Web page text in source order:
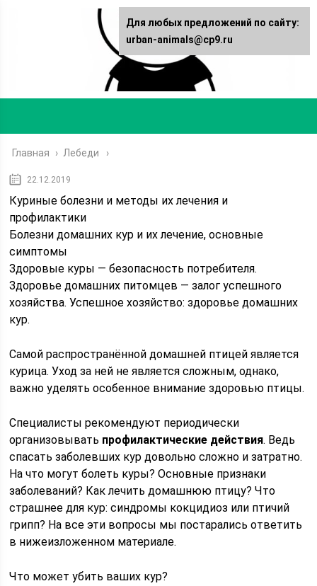
Главная › Лебеди
22.12.2019
Куриные болезни и методы их лечения и
профилактики
Болезни домашних кур и их лечение, основные
симптомы
Здоровые куры — безопасность потребителя.
Здоровье домашних питомцев — залог успешного
хозяйства. Успешное хозяйство: здоровье домашних
кур.
Самой распространённой домашней птицей является
курица. Уход за ней не является сложным, однако,
важно уделять особенное внимание здоровью птицы.
Специалисты рекомендуют периодически
организовывать профилактические действия. Ведь
спасать заболевших кур довольно сложно и затратно.
На что могут болеть куры? Основные признаки
заболеваний? Как лечить домашнюю птицу? Что
страшнее для кур: синдромы кокцидиоз или птичий
грипп? На все эти вопросы мы постарались ответить
в нижеизложенном материале.
Что может убить ваших кур?
Для любых предложений по сайту:
urban-animals@cp9.ru